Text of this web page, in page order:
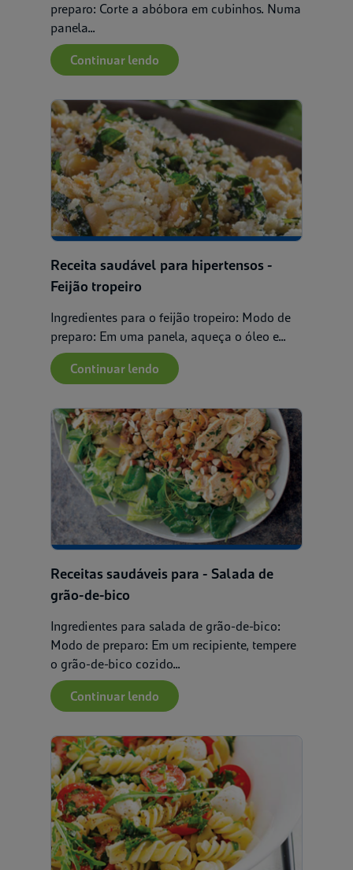
preparo: Corte a abóbora em cubinhos. Numa
panela...
Continuar lendo
Receita saudável para hipertensos -
Feijão tropeiro
Ingredientes para o feijão tropeiro: Modo de
preparo: Em uma panela, aqueça o óleo e...
Continuar lendo
Receitas saudáveis para - Salada de
grão-de-bico
Ingredientes para salada de grão-de-bico:
Modo de preparo: Em um recipiente, tempere
o grão-de-bico cozido...
Continuar lendo